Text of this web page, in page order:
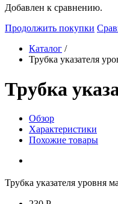
Добавлен к сравнению.
Продолжить покупки
Каталог /
Трубка указателя
Трубка
Обзор
Характеристики
Похожие товары
Трубка указателя уровня